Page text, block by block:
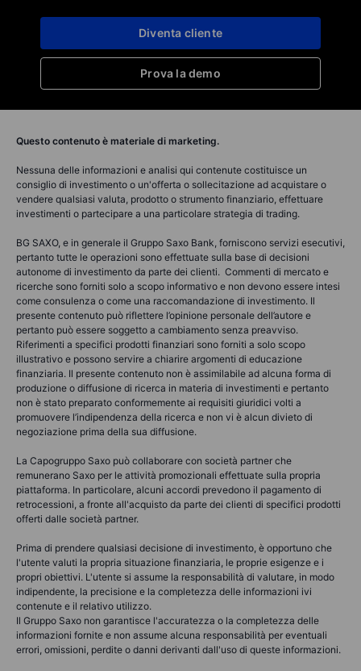
Prova la demo
Diventa cliente
Questo contenuto è materiale di marketing.
Nessuna delle informazioni e analisi qui contenute costituisce un
consiglio di investimento o un'offerta o sollecitazione ad acquistare o
vendere qualsiasi valuta, prodotto o strumento finanziario, effettuare
investimenti o partecipare a una particolare strategia di trading.
BG SAXO, e in generale il Gruppo Saxo Bank, forniscono servizi esecutivi,
pertanto tutte le operazioni sono effettuate sulla base di decisioni
autonome di investimento da parte dei clienti. Commenti di mercato e
ricerche sono forniti solo a scopo informativo e non devono essere intesi
come consulenza o come una raccomandazione di investimento. Il
presente contenuto può riflettere l’opinione personale dell’autore e
pertanto può essere soggetto a cambiamento senza preavviso.
Riferimenti a specifici prodotti finanziari sono forniti a solo scopo
illustrativo e possono servire a chiarire argomenti di educazione
finanziaria. Il presente contenuto non è assimilabile ad alcuna forma di
produzione o diffusione di ricerca in materia di investimenti e pertanto
non è stato preparato conformemente ai requisiti giuridici volti a
promuovere l’indipendenza della ricerca e non vi è alcun divieto di
negoziazione prima della sua diffusione.
La Capogruppo Saxo può collaborare con società partner che
remunerano Saxo per le attività promozionali effettuate sulla propria
piattaforma. In particolare, alcuni accordi prevedono il pagamento di
retrocessioni, a fronte all'acquisto da parte dei clienti di specifici prodotti
offerti dalle società partner.
Prima di prendere qualsiasi decisione di investimento, è opportuno che
l'utente valuti la propria situazione finanziaria, le proprie esigenze e i
propri obiettivi. L'utente si assume la responsabilità di valutare, in modo
indipendente, la precisione e la completezza delle informazioni ivi
contenute e il relativo utilizzo.
Il Gruppo Saxo non garantisce l'accuratezza o la completezza delle
informazioni fornite e non assume alcuna responsabilità per eventuali
errori, omissioni, perdite o danni derivanti dall'uso di queste informazioni.